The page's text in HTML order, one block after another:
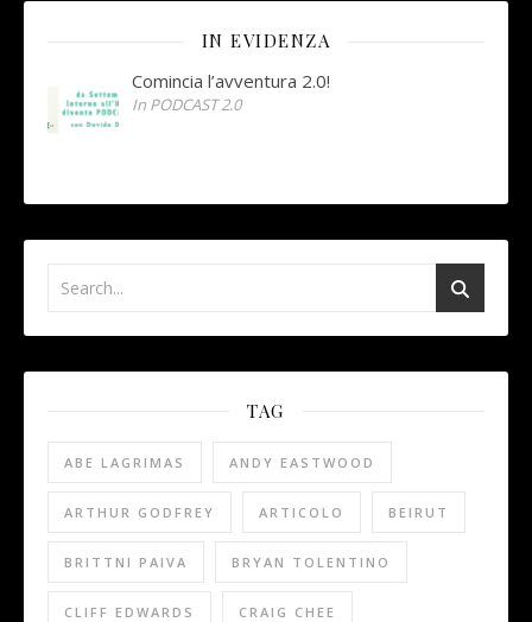
IN EVIDENZA
Comincia l’avventura 2.0!
In PODCAST 2.0
TAG
ABE LAGRIMAS ANDY EASTWOOD
ARTHUR GODFREY ARTICOLO BEIRUT
BRITTNI PAIVA BRYAN TOLENTINO
CLIFF EDWARDS CRAIG CHEE